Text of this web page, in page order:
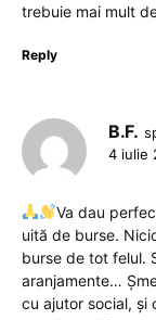
trebuie mai mult
Reply
B.F.
4 iulie
Va dau
uită de burse.
burse de tot felul.
aranjamente…
cu ajutor social, și